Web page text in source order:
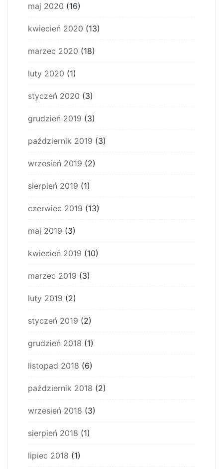
maj 2020 (16)
kwiecień 2020 (13)
marzec 2020 (18)
luty 2020 (1)
styczeń 2020 (3)
grudzień 2019 (3)
październik 2019 (3)
wrzesień 2019 (2)
sierpień 2019 (1)
czerwiec 2019 (13)
maj 2019 (3)
kwiecień 2019 (10)
marzec 2019 (3)
luty 2019 (2)
styczeń 2019 (2)
grudzień 2018 (1)
listopad 2018 (6)
październik 2018 (2)
wrzesień 2018 (3)
sierpień 2018 (1)
lipiec 2018 (1)